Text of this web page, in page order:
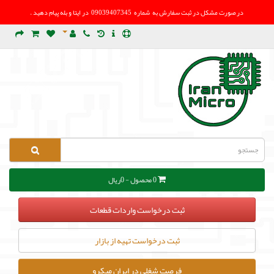
در صورت مشکل درثبت سفارش به شماره 09039407345 در ایتا و بله پیام دهید .
0 محصول - 0ریال
ثبت درخواست واردات قطعات
ثبت درخواست تهیه از بازار
فرصت شغلی در ایران میکرو